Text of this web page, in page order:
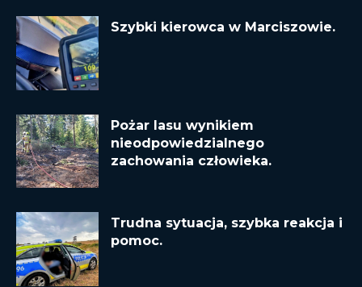
Szybki kierowca w Marciszowie.
Pożar lasu wynikiem
nieodpowiedzialnego
zachowania człowieka.
Trudna sytuacja, szybka reakcja i
pomoc.